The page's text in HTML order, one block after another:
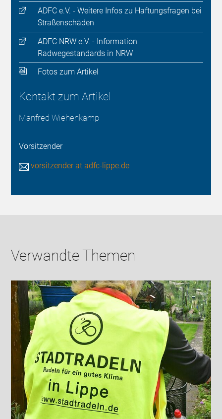
ADFC e.V. - Weitere Infos zu Haftungsfragen bei
Straßenschäden
ADFC NRW e.V. - Information
Radwegestandards in NRW
Fotos zum Artikel
Kontakt zum Artikel
Manfred Wiehenkamp
Vorsitzender
vorsitzender at adfc-lippe.de
Verwandte Themen